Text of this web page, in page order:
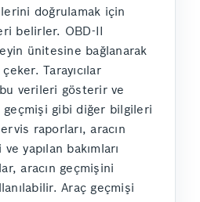
doğrulamak için
belirler. OBD-II
ünitesine bağlanarak
Tarayıcılar
verileri gösterir ve
geçmişi gibi diğer bilgileri
raporları, aracın
yapılan bakımları
aracın geçmişini
Araç geçmişi